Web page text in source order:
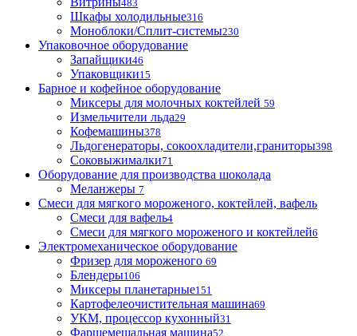
483
Шкафы холодильные316
Моноблоки/Сплит-системы230
Упаковочное оборудование
Запайщики46
Упаковщики15
Барное и кофейное оборудование
Миксеры для молочных коктейлей 59
Измельчители льда29
Кофемашины378
Льдогенераторы, сокоохладители,граниторы398
Соковыжималки71
Оборудование для производства шоколада
Меланжеры 7
Смеси для мягкого мороженого, коктейлей, вафель
Смеси для вафель4
Смеси для мягкого мороженого и коктейлей6
Электромеханическое оборудование
Фризер для мороженого 69
Блендеры106
Миксеры планетарные151
Картофелеочистительная машина69
УКМ, процессор кухонный31
Фаршемешальная машина52